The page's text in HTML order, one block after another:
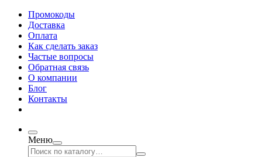
Промокоды
Доставка
Оплата
Как сделать заказ
Частые вопросы
Обратная связь
О компании
Блог
Контакты
Меню